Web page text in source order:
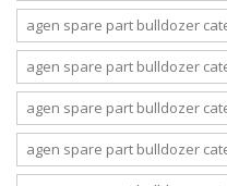
agen spare part bulldozer
agen spare part bulldozer
agen spare part bulldozer
agen spare part bulldozer